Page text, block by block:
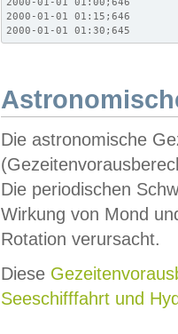
2000-01-01 01:15;646
2000-01-01 01:30;645
Die astronomische
Die periodischen
Wirkung von Mond
Rotation verursacht.
Diese
Seeschifffahrt und